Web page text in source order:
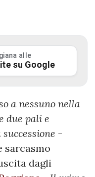
alle
su Google
a nessuno nella
due pali e
-
sarcasmo
dagli